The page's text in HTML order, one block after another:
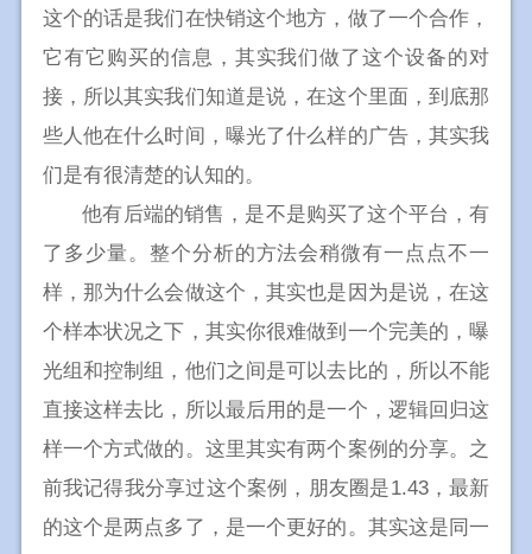
这个的话是我们在快销这个地方，做了一个合作，
它有它购买的信息，其实我们做了这个设备的对
接，所以其实我们知道是说，在这个里面，到底那
些人他在什么时间，曝光了什么样的广告，其实我
们是有很清楚的认知的。
他有后端的销售，是不是购买了这个平台，有
了多少量。整个分析的方法会稍微有一点点不一
样，那为什么会做这个，其实也是因为是说，在这
个样本状况之下，其实你很难做到一个完美的，曝
光组和控制组，他们之间是可以去比的，所以不能
直接这样去比，所以最后用的是一个，逻辑回归这
样一个方式做的。这里其实有两个案例的分享。之
前我记得我分享过这个案例，朋友圈是1.43，最新
的这个是两点多了，是一个更好的。其实这是同一